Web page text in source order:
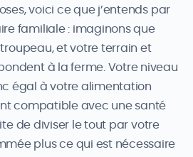
voici ce que j’entends par
familiale : imaginons que
et votre terrain et
à la ferme. Votre niveau
égal à votre alimentation
compatible avec une santé
de diviser le tout par votre
plus ce qui est nécessaire